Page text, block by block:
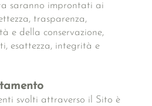
saranno improntati ai
trasparenza,
e della conservazione,
esattezza, integrità e
svolti attraverso il Sito è